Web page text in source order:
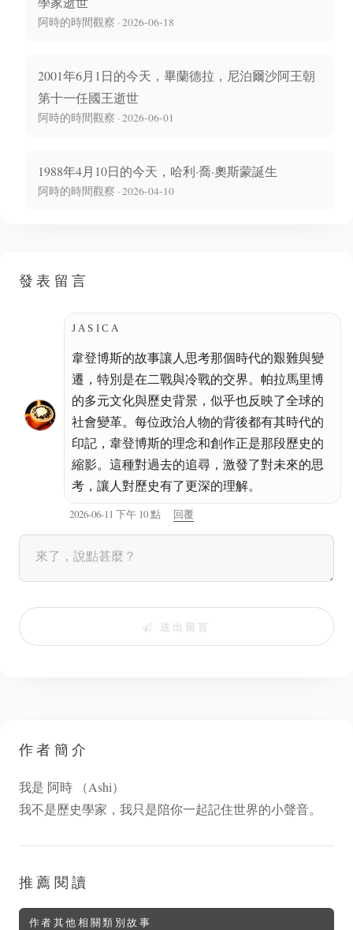
阿時的時間觀察 · 2026-06-18
2001年6月1日的今天，畢蘭德拉，尼泊爾沙阿王朝
第十一任國王逝世
阿時的時間觀察 · 2026-06-01
1988年4月10日的今天，哈利·喬·奧斯蒙誕生
阿時的時間觀察 · 2026-04-10
發表留言
JASICA
韋登博斯的故事讓人思考那個時代的艱難與變
遷，特別是在二戰與冷戰的交界。帕拉馬里博
的多元文化與歷史背景，似乎也反映了全球的
社會變革。每位政治人物的背後都有其時代的
印記，韋登博斯的理念和創作正是那段歷史的
縮影。這種對過去的追尋，激發了對未來的思
考，讓人對歷史有了更深的理解。
2026-06-11 下午 10 點 回覆
送出留言
作者簡介
我是 阿時 （Ashi）
我不是歷史學家，我只是陪你一起記住世界的小聲音。
推薦閱讀
作者其他相關類別故事